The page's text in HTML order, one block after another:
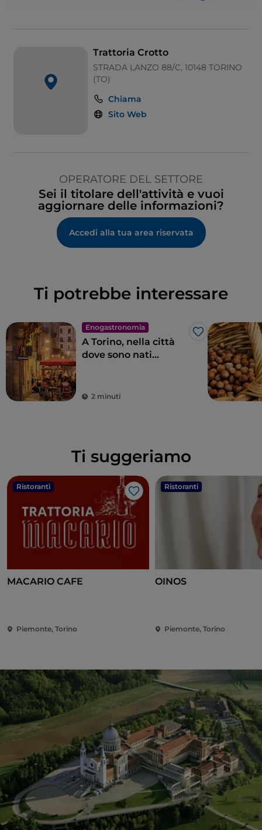
Trattoria Crotto
STRADA LANZO 88/C, 10148 TORINO
(TO)
Chiama
Sito Web
OPERATORE DEL SETTORE
Sei il titolare dell'attività e vuoi
aggiornare delle informazioni?
Accedi alla tua area riservata
Ti potrebbe interessare
Enogastronomia
Like
A Torino, nella città
dove sono nati
2 minuti
Ti suggeriamo
Ristoranti
Like
MACARIO CAFE
Piemonte, Torino
Ristoranti
OINOS
Piemonte, Torino